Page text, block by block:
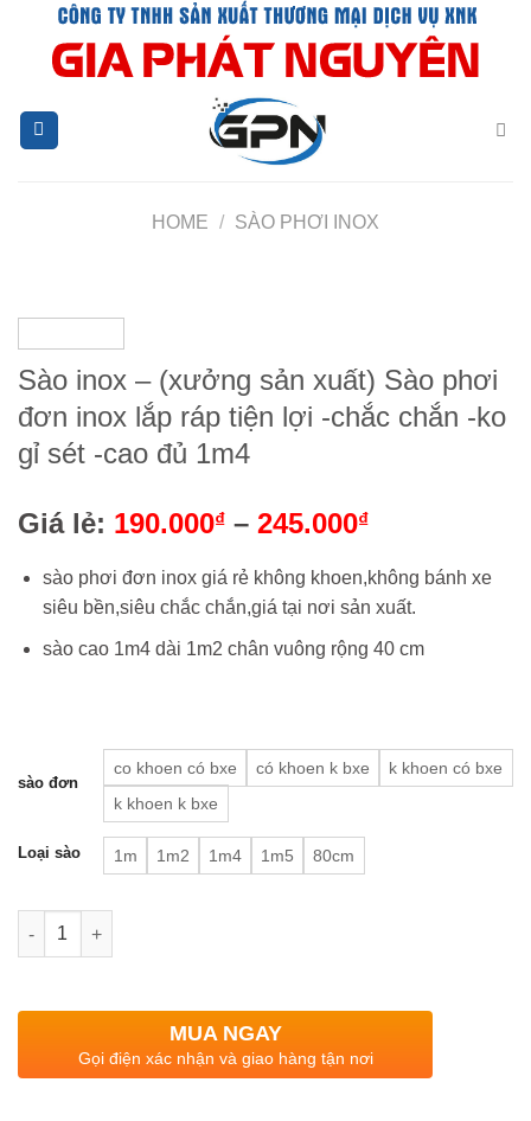
Chuyển
HOME / SÀO PHƠI INOX
Sào inox – (xưởng sản xuất) Sào phơi
đơn inox lắp ráp tiện lợi -chắc chắn -ko
gỉ sét -cao đủ 1m4
Giá lẻ: 190.000₫ – 245.000₫
sào phơi đơn inox giá rẻ không khoen,không bánh xe
siêu bền,siêu chắc chắn,giá tại nơi sản xuất.
sào cao 1m4 dài 1m2 chân vuông rộng 40 cm
sào đơn
co khoen có bxe có khoen k bxe
k khoen có bxe
k khoen k bxe
Loại sào 1m 1m2 1m4 1m5 80cm
Quantity
MUA NGAY
Gọi điện xác nhận và giao hàng tận nơi